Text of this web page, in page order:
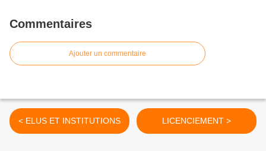
Commentaires
Ajouter un commentaire
< ELUS ET INSTITUTIONS LICENCIEMENT >